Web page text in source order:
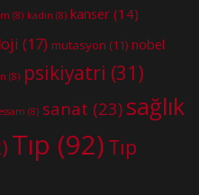
(8) kadın (8) kanser (14)
(17) mutasyon (11) nobel
(8) psikiyatri (31)
(8) sanat (23) sağlık
Tıp (92) Tıp